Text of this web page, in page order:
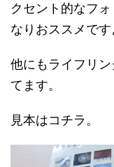
クセント的なフ
なりおススメで
他にもライフリ
てます。
見本はコチラ。